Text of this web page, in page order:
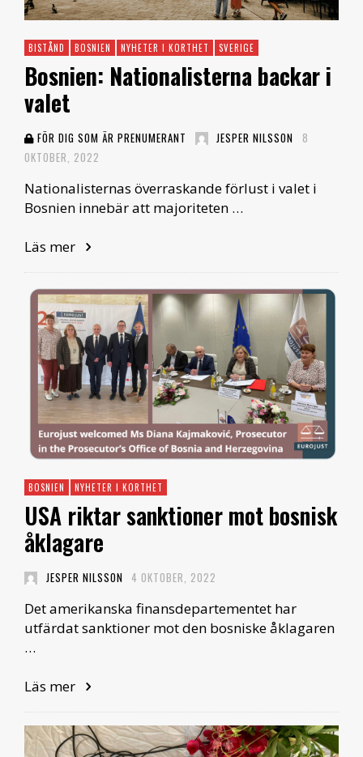
BISTÅND BOSNIEN NYHETER I KORTHET SVERIGE
Bosnien: Nationalisterna backar i
valet
FÖR DIG SOM ÄR PRENUMERANT JESPER NILSSON
8
OKTOBER, 2022
Nationalisternas överraskande förlust i valet i
Bosnien innebär att majoriteten …
Läs mer
BOSNIEN NYHETER I KORTHET
USA riktar sanktioner mot bosnisk
åklagare
JESPER NILSSON 4 OKTOBER, 2022
Det amerikanska finansdepartementet har
utfärdat sanktioner mot den bosniske åklagaren
…
Läs mer